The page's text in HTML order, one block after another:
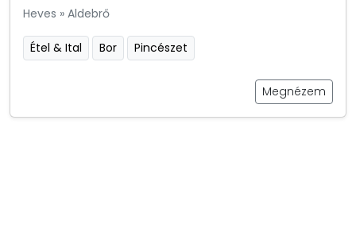
Heves » Aldebrő
Étel & Ital Bor Pincészet
Megnézem